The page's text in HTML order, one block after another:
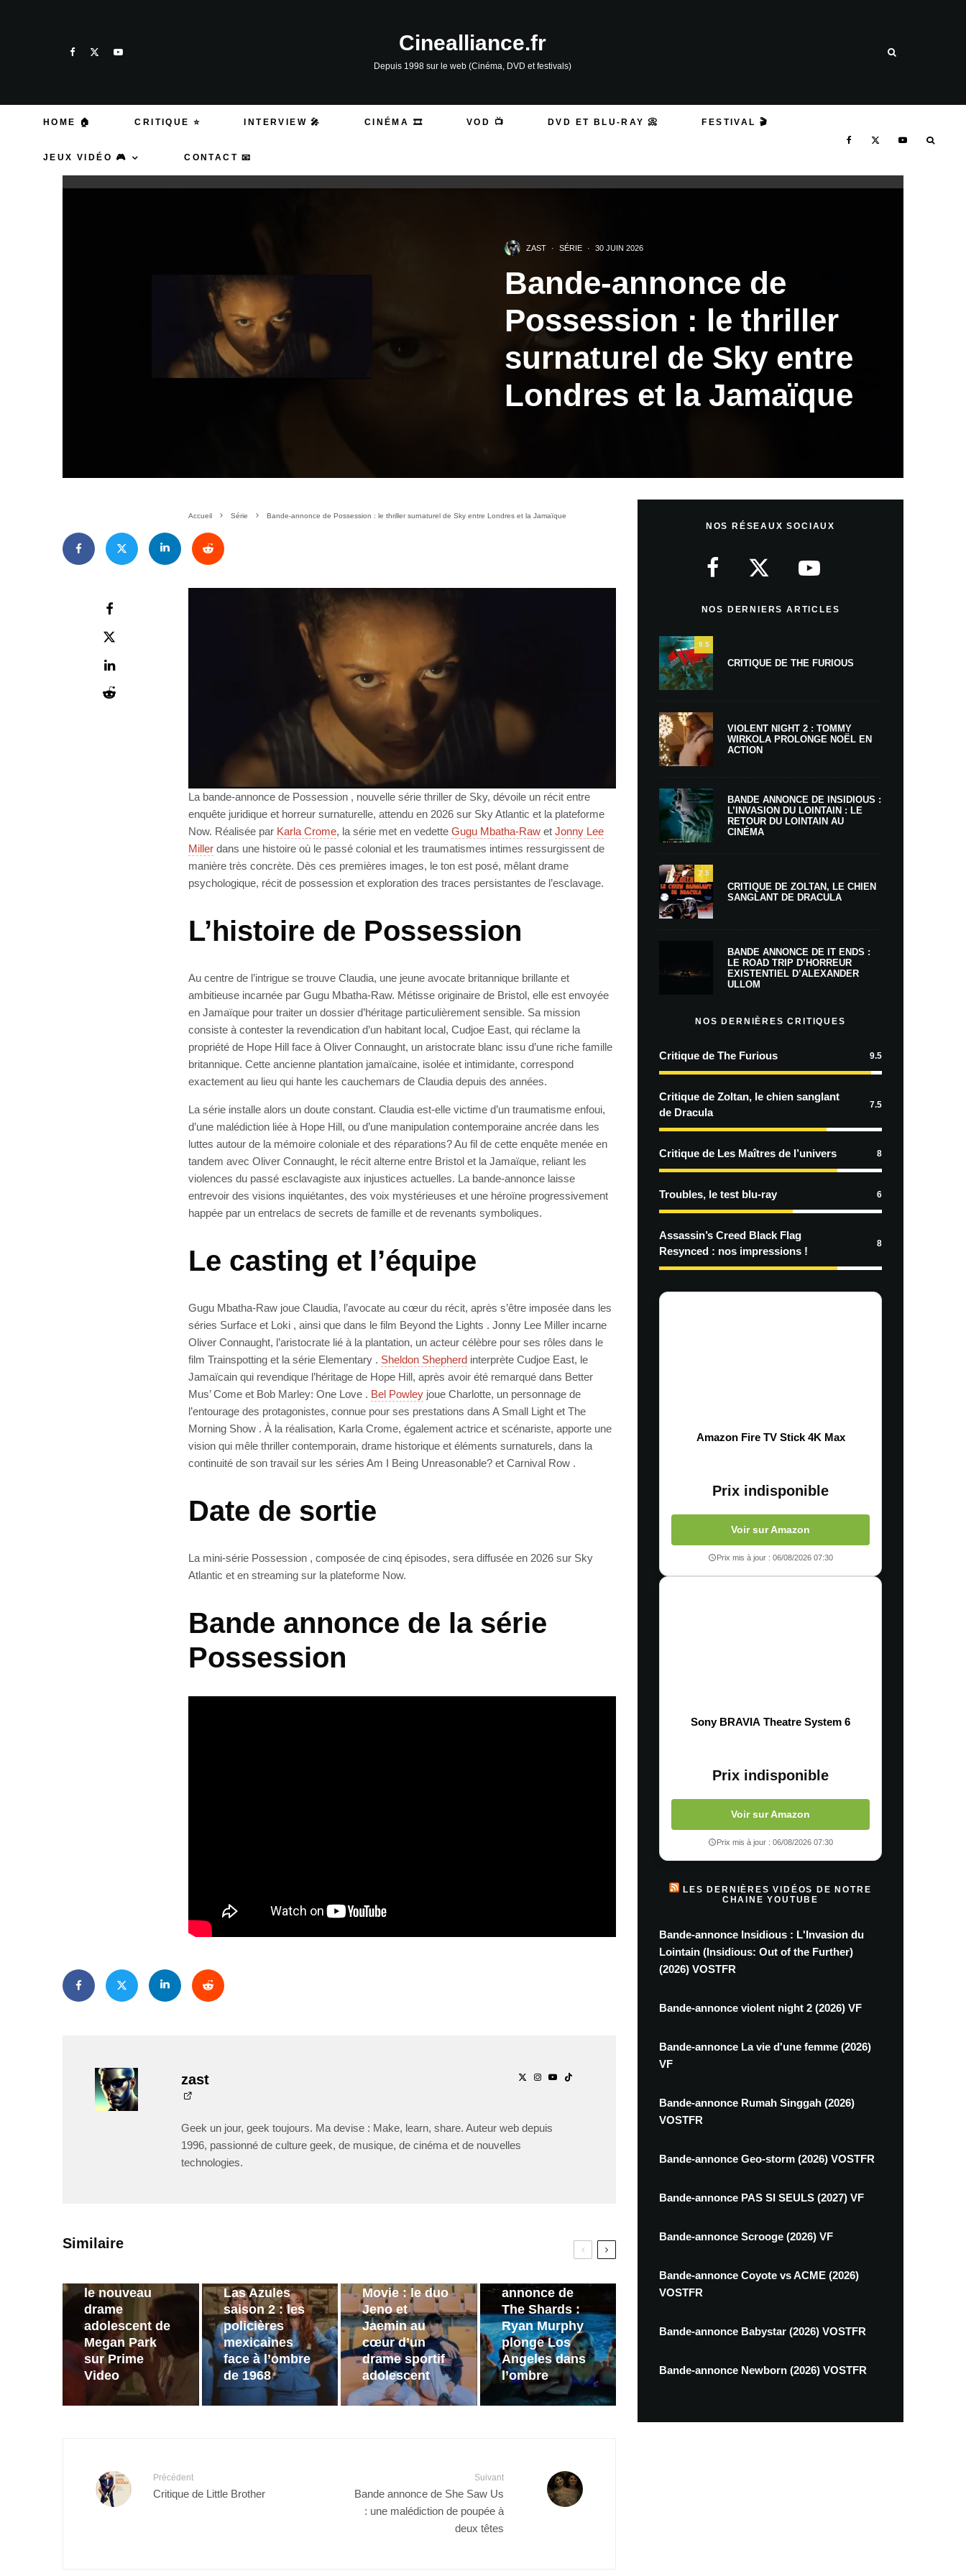
Cinealliance.fr
Depuis 1998 sur le web (Cinéma, DVD et festivals)
HOME 🏠 CRITIQUE ⭐ INTERVIEW 🎤 CINÉMA 🎞️ VOD 📺 DVD ET BLU-RAY 📀 FESTIVAL 🎬
JEUX VIDÉO 🎮 CONTACT 📧
ZAST · SÉRIE · 30 JUIN 2026
Bande-annonce de
Possession : le thriller
surnaturel de Sky entre
Londres et la Jamaïque
Accueil Série Bande-annonce de Possession : le thriller surnaturel de Sky entre Londres et la Jamaïque
La bande-annonce de Possession , nouvelle série thriller de Sky, dévoile un récit entre
enquête juridique et horreur surnaturelle, attendu en 2026 sur Sky Atlantic et la plateforme
Now. Réalisée par Karla Crome, la série met en vedette Gugu Mbatha-Raw et Jonny Lee
Miller dans une histoire où le passé colonial et les traumatismes intimes ressurgissent de
manière très concrète. Dès ces premières images, le ton est posé, mêlant drame
psychologique, récit de possession et exploration des traces persistantes de l’esclavage.
L’histoire de Possession
Au centre de l’intrigue se trouve Claudia, une jeune avocate britannique brillante et
ambitieuse incarnée par Gugu Mbatha-Raw. Métisse originaire de Bristol, elle est envoyée
en Jamaïque pour traiter un dossier d’héritage particulièrement sensible. Sa mission
consiste à contester la revendication d’un habitant local, Cudjoe East, qui réclame la
propriété de Hope Hill face à Oliver Connaught, un aristocrate blanc issu d’une riche famille
britannique. Cette ancienne plantation jamaïcaine, isolée et intimidante, correspond
exactement au lieu qui hante les cauchemars de Claudia depuis des années.
La série installe alors un doute constant. Claudia est-elle victime d’un traumatisme enfoui,
d’une malédiction liée à Hope Hill, ou d’une manipulation contemporaine ancrée dans les
luttes autour de la mémoire coloniale et des réparations? Au fil de cette enquête menée en
tandem avec Oliver Connaught, le récit alterne entre Bristol et la Jamaïque, reliant les
violences du passé esclavagiste aux injustices actuelles. La bande-annonce laisse
entrevoir des visions inquiétantes, des voix mystérieuses et une héroïne progressivement
happée par un entrelacs de secrets de famille et de revenants symboliques.
Le casting et l’équipe
Gugu Mbatha-Raw joue Claudia, l’avocate au cœur du récit, après s’être imposée dans les
séries Surface et Loki , ainsi que dans le film Beyond the Lights . Jonny Lee Miller incarne
Oliver Connaught, l’aristocrate lié à la plantation, un acteur célèbre pour ses rôles dans le
film Trainspotting et la série Elementary . Sheldon Shepherd interprète Cudjoe East, le
Jamaïcain qui revendique l’héritage de Hope Hill, après avoir été remarqué dans Better
Mus’ Come et Bob Marley: One Love . Bel Powley joue Charlotte, un personnage de
l’entourage des protagonistes, connue pour ses prestations dans A Small Light et The
Morning Show . À la réalisation, Karla Crome, également actrice et scénariste, apporte une
vision qui mêle thriller contemporain, drame historique et éléments surnaturels, dans la
continuité de son travail sur les séries Am I Being Unreasonable? et Carnival Row .
Date de sortie
La mini-série Possession , composée de cinq épisodes, sera diffusée en 2026 sur Sky
Atlantic et en streaming sur la plateforme Now.
Bande annonce de la série
Possession
zast
Geek un jour, geek toujours. Ma devise : Make, learn, share. Auteur web depuis
1996, passionné de culture geek, de musique, de cinéma et de nouvelles
technologies.
Similaire
Bande-
le nouveau
drame
adolescent de
Megan Park
sur Prime
Video
Las Azules
saison 2 : les
policières
mexicaines
face à l’ombre
de 1968
Movie : le duo
Jeno et
Jaemin au
cœur d’un
drame sportif
adolescent
annonce de
The Shards :
Ryan Murphy
plonge Los
Angeles dans
l’ombre
Précédent
Critique de Little Brother
Suivant
Bande annonce de She Saw Us
: une malédiction de poupée à
deux têtes
NOS RÉSEAUX SOCIAUX
NOS DERNIERS ARTICLES
9.5
CRITIQUE DE THE FURIOUS
VIOLENT NIGHT 2 : TOMMY
WIRKOLA PROLONGE NOËL EN
ACTION
BANDE ANNONCE DE INSIDIOUS :
L’INVASION DU LOINTAIN : LE
RETOUR DU LOINTAIN AU
CINÉMA
7.5
CRITIQUE DE ZOLTAN, LE CHIEN
SANGLANT DE DRACULA
BANDE ANNONCE DE IT ENDS :
LE ROAD TRIP D’HORREUR
EXISTENTIEL D’ALEXANDER
ULLOM
NOS DERNIÈRES CRITIQUES
Critique de The Furious 9.5
Critique de Zoltan, le chien sanglant
de Dracula
7.5
Critique de Les Maîtres de l’univers 8
Troubles, le test blu-ray 6
Assassin’s Creed Black Flag
Resynced : nos impressions !
8
Amazon Fire TV Stick 4K Max
Prix indisponible
Voir sur Amazon
Prix mis à jour : 06/08/2026 07:30
Sony BRAVIA Theatre System 6
Prix indisponible
Voir sur Amazon
Prix mis à jour : 06/08/2026 07:30
LES DERNIÈRES VIDÉOS DE NOTRE
CHAINE YOUTUBE
Bande-annonce Insidious : L'Invasion du
Lointain (Insidious: Out of the Further)
(2026) VOSTFR
Bande-annonce violent night 2 (2026) VF
Bande-annonce La vie d'une femme (2026)
VF
Bande-annonce Rumah Singgah (2026)
VOSTFR
Bande-annonce Geo-storm (2026) VOSTFR
Bande-annonce PAS SI SEULS (2027) VF
Bande-annonce Scrooge (2026) VF
Bande-annonce Coyote vs ACME (2026)
VOSTFR
Bande-annonce Babystar (2026) VOSTFR
Bande-annonce Newborn (2026) VOSTFR